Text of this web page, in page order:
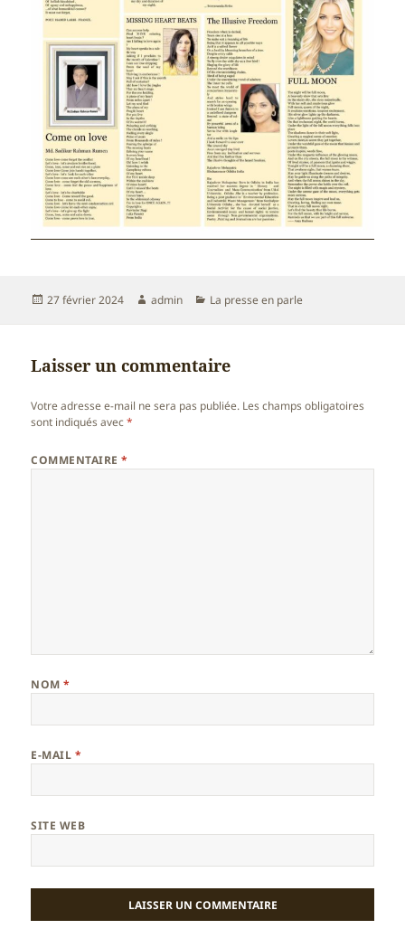
Publié
27 février 2024 Auteur
admin Catégories
La presse en parle
Laisser un commentaire
Votre adresse e-mail ne sera pas publiée. Les champs obligatoires
sont indiqués avec*
COMMENTAIRE*
NOM*
E-MAIL *
SITE WEB